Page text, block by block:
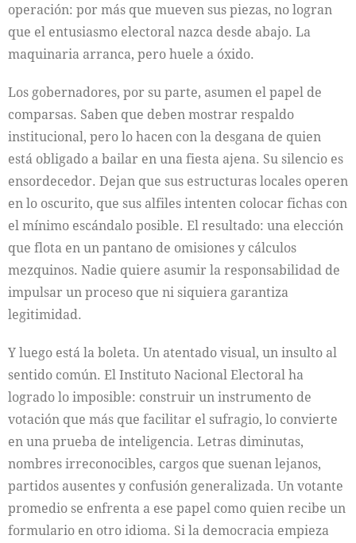
operación: por más que mueven sus piezas, no logran
que el entusiasmo electoral nazca desde abajo. La
maquinaria arranca, pero huele a óxido.
Los gobernadores, por su parte, asumen el papel de
comparsas. Saben que deben mostrar respaldo
institucional, pero lo hacen con la desgana de quien
está obligado a bailar en una fiesta ajena. Su silencio es
ensordecedor. Dejan que sus estructuras locales operen
en lo oscurito, que sus alfiles intenten colocar fichas con
el mínimo escándalo posible. El resultado: una elección
que flota en un pantano de omisiones y cálculos
mezquinos. Nadie quiere asumir la responsabilidad de
impulsar un proceso que ni siquiera garantiza
legitimidad.
Y luego está la boleta. Un atentado visual, un insulto al
sentido común. El Instituto Nacional Electoral ha
logrado lo imposible: construir un instrumento de
votación que más que facilitar el sufragio, lo convierte
en una prueba de inteligencia. Letras diminutas,
nombres irreconocibles, cargos que suenan lejanos,
partidos ausentes y confusión generalizada. Un votante
promedio se enfrenta a ese papel como quien recibe un
formulario en otro idioma. Si la democracia empieza